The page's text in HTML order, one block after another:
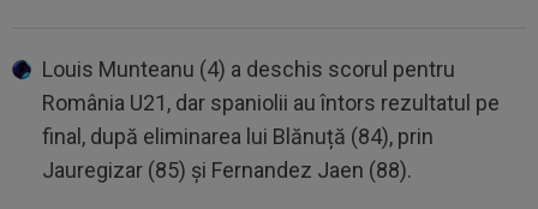
Louis Munteanu (4) a deschis scorul pentru
România U21, dar spaniolii au întors rezultatul pe
final, după eliminarea lui Blănuță (84), prin
Jauregizar (85) și Fernandez Jaen (88).